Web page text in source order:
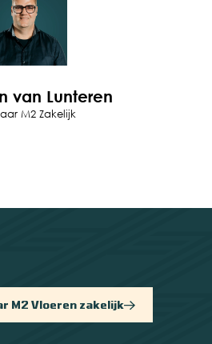
van Lunteren
M2 Zakelijk
M2 Vloeren zakelijk